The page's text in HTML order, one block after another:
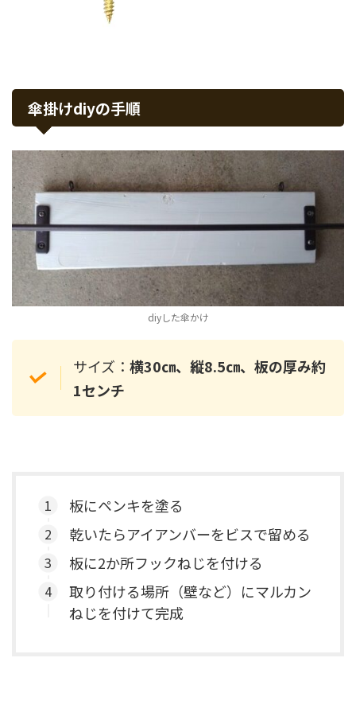
傘掛けdiyの手順
diyした傘かけ
サイズ： 横30㎝、縦8.5㎝、板の厚み約
1センチ
板にペンキを塗る
乾いたらアイアンバーをビスで留める
板に2か所フックねじを付ける
取り付ける場所（壁など）にマルカン
ねじを付けて完成